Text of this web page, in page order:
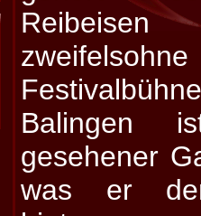
Balingen
gesehener
was er